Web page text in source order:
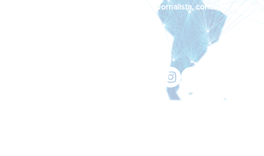
Jornalista, consultor de